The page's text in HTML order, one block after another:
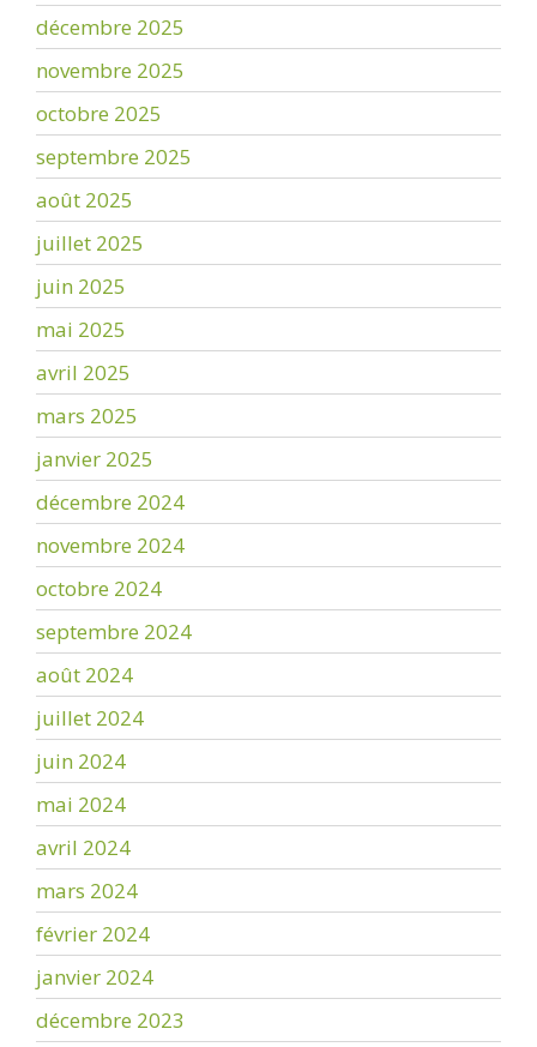
décembre 2025
novembre 2025
octobre 2025
septembre 2025
août 2025
juillet 2025
juin 2025
mai 2025
avril 2025
mars 2025
janvier 2025
décembre 2024
novembre 2024
octobre 2024
septembre 2024
août 2024
juillet 2024
juin 2024
mai 2024
avril 2024
mars 2024
février 2024
janvier 2024
décembre 2023